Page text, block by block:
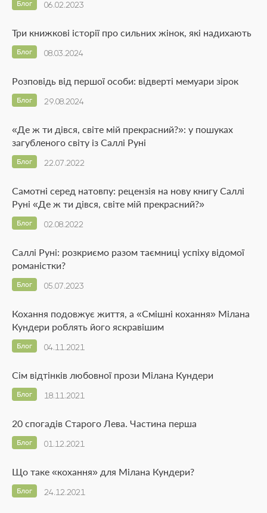
06.02.2023
Блог
Три книжкові історії про сильних жінок, які надихають
08.03.2024
Блог
Розповідь від першої особи: відверті мемуари зірок
29.08.2024
Блог
«Де ж ти дівся, світе мій прекрасний?»: у пошуках
загубленого світу із Саллі Руні
22.07.2022
Блог
Самотні серед натовпу: рецензія на нову книгу Саллі
Руні «Де ж ти дівся, світе мій прекрасний?»
02.08.2022
Блог
Саллі Руні: розкриємо разом таємниці успіху відомої
романістки?
05.07.2023
Блог
Кохання подовжує життя, а «Смішні кохання» Мілана
Кундери роблять його яскравішим
04.11.2021
Блог
Сім відтінків любовної прози Мілана Кундери
18.11.2021
Блог
20 спогадів Старого Лева. Частина перша
01.12.2021
Блог
Що таке «кохання» для Мілана Кундери?
24.12.2021
Блог